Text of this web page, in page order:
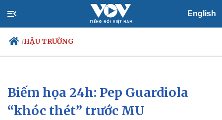
English
/HẬU TRƯỜNG
Chính trị
Đảng
Tổ chức nhân sự
Xã hội
Tin 24h
Dự báo thời tiết
Biếm họa 24h: Pep Guardiola
“khóc thét” trước MU